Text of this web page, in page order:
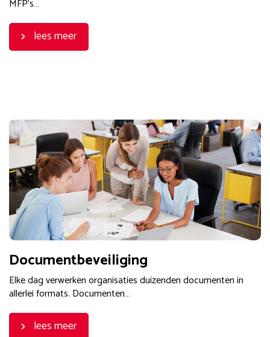
MFP’s…
lees meer
Documentbeveiliging
Elke dag verwerken organisaties duizenden documenten in
allerlei formats. Documenten…
lees meer